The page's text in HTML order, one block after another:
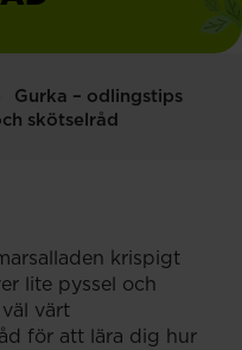
Gurka – odlingstips
skötselråd
krispigt
lite pyssel och
värt
för att lära dig hur